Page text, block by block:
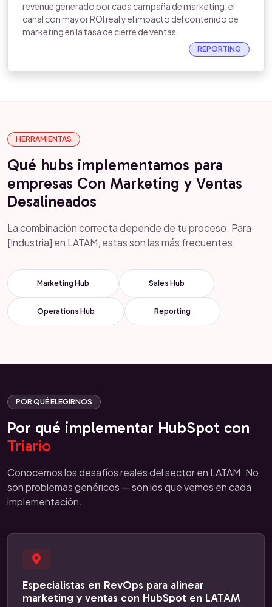
revenue generado por cada campaña de marketing, el
canal con mayor ROI real y el impacto del contenido de
marketing en la tasa de cierre de ventas.
REPORTING
HERRAMIENTAS
Qué hubs implementamos para
empresas Con Marketing y Ventas
Desalineados
La combinación correcta depende de tu proceso. Para
[Industria] en LATAM, estas son las más frecuentes:
Marketing Hub Sales Hub
Operations Hub Reporting
POR QUÉ ELEGIRNOS
Por qué implementar HubSpot con
Triario
Conocemos los desafíos reales del sector en LATAM. No
son problemas genéricos — son los que vemos en cada
implementación.
Especialistas en RevOps para alinear
marketing y ventas con HubSpot en LATAM